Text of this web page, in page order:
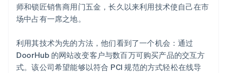
师和锁匠销售商用门五金，长久以来利用技术使自己在市
场中占有一席之地。
利用其技术为先的方法，他们看到了一个机会：通过
DoorHub 的网站改变客户与数百万可购买产品的交互方
式。该公司希望能够以符合 PCI 规范的方式轻松在线导